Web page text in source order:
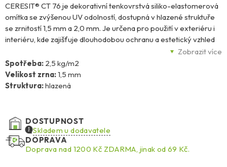
Zobrazit více
CERESIT® CT 76 je dekorativní tenkovrstvá siliko-elastomerová
omítka se zvýšenou UV odolností, dostupná v hlazené struktuře
se zrnitostí 1,5 mm a 2,0 mm. Je určena pro použití v exteriéru i
interiéru, kde zajišťuje dlouhodobou ochranu a estetický vzhled
fasád i stěn. Díky technologii UV Protect, založené na UV
pohlcovačích a lapačích volných radikálů, má omítka
prodlouženou životnost, vysokou barevnou stálost a zvýšenou
odolnost vůči slunečnímu záření. Povrch se vyznačuje tzv.
a náhlým tepelným změnám, a lze ji aplikovat na beton, tradiční i
sádrové omítky nebo sádrokartonové desky. Dodává se v balení
25 kg.
Spotřeba: 2,5 kg/m2
Velikost zrna:1,5 mm
Struktura:hlazená
DOSTUPNOST
Skladem u dodavatele
DOPRAVA
Doprava nad 1200 Kč ZDARMA, jinak od 69 Kč.